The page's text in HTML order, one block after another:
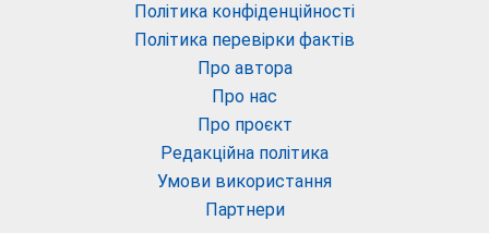
Політика конфіденційності
Політика перевірки фактів
Про автора
Про нас
Про проєкт
Редакційна політика
Умови використання
Партнери